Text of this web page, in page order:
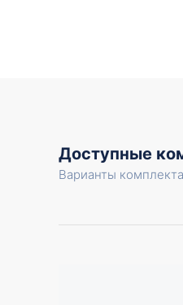
Доступные
Варианты